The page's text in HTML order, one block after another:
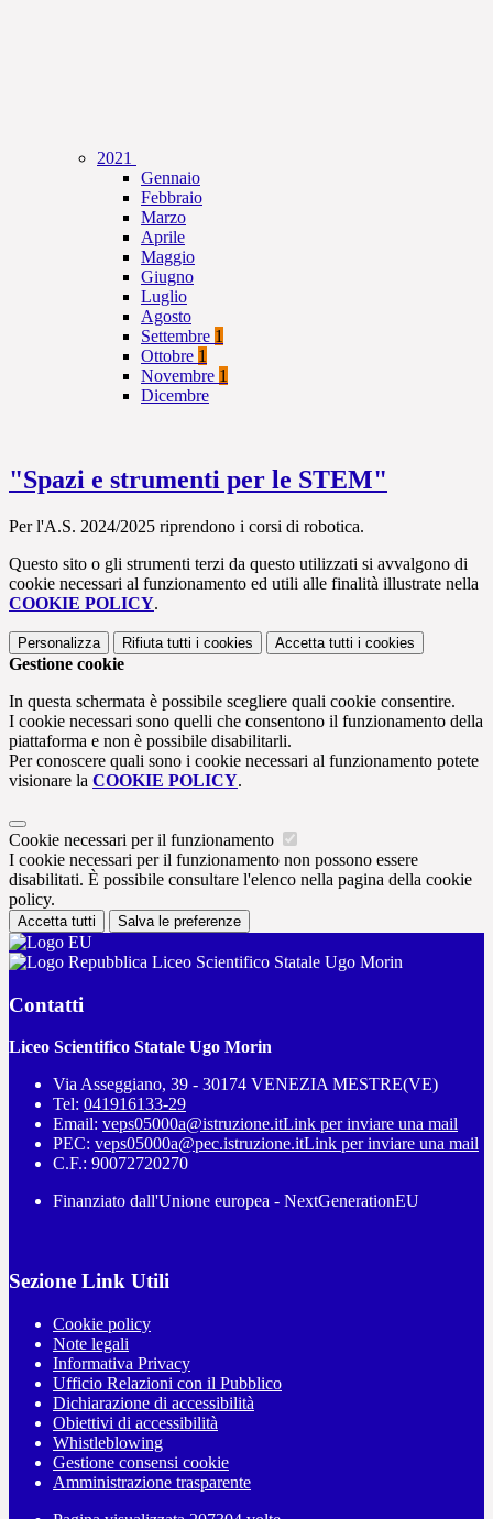
2021
Gennaio
Febbraio
Marzo
Aprile
Maggio
Giugno
Luglio
Agosto
Settembre 1
Ottobre 1
Novembre 1
Dicembre
"Spazi e strumenti per le STEM"
Per l'A.S. 2024/2025 riprendono i corsi di robotica.
Questo sito o gli strumenti terzi da questo utilizzati si avvalgono di
cookie necessari al funzionamento ed utili alle finalità illustrate nella
COOKIE POLICY.
Personalizza Rifiuta tutti i cookies Accetta tutti i cookies
Gestione cookie
In questa schermata è possibile scegliere quali cookie consentire.
I cookie necessari sono quelli che consentono il funzionamento della
piattaforma e non è possibile disabilitarli.
Per conoscere quali sono i cookie necessari al funzionamento potete
visionare la COOKIE POLICY.
Cookie necessari per il funzionamento
I cookie necessari per il funzionamento non possono essere
disabilitati. È possibile consultare l'elenco nella pagina della cookie
policy.
Accetta tutti Salva le preferenze
Liceo Scientifico Statale Ugo Morin
Contatti
Liceo Scientifico Statale Ugo Morin
Via Asseggiano, 39 - 30174 VENEZIA MESTRE(VE)
Tel: 041916133-29
Email: veps05000a@istruzione.itLink per inviare una mail
PEC: veps05000a@pec.istruzione.itLink per inviare una mail
C.F.: 90072720270
Finanziato dall'Unione europea - NextGenerationEU
Sezione Link Utili
Cookie policy
Note legali
Informativa Privacy
Ufficio Relazioni con il Pubblico
Dichiarazione di accessibilità
Obiettivi di accessibilità
Whistleblowing
Gestione consensi cookie
Amministrazione trasparente